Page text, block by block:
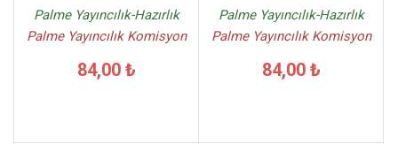
Palme Yayıncılık-Hazırlık
Palme Yayıncılık Komisyon
84,00 ₺
Palme Yayıncılık-Hazırlık
Palme Yayıncılık Komisyon
84,00 ₺